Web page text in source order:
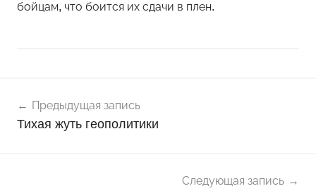
бойцам, что боится их сдачи в плен.
о
в
по
Предыдущая запись
Тихая жуть геополитики
Следующая запись